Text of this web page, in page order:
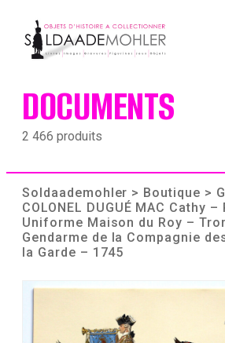
content
DOCUMENTS
2 466 produits
Soldaademohler > Boutique >
COLONEL DUGUÉ MAC Cathy
Uniforme Maison du Roy –
Gendarme de la Compagnie
la Garde – 1745